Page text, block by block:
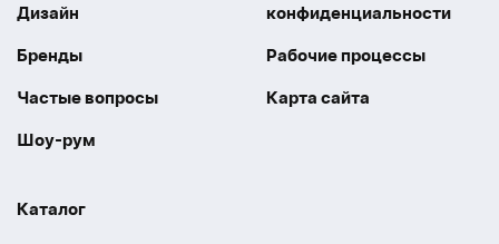
Дизайн
Бренды
Частые вопросы
Шоу-рум
конфиденциальности
Рабочие процессы
Карта сайта
Каталог